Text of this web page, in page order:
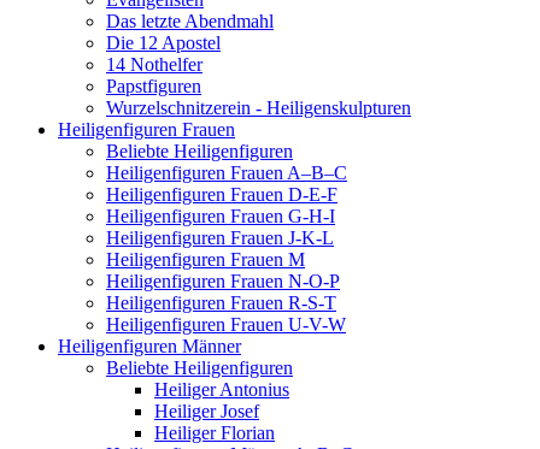
Das letzte Abendmahl
Die 12 Apostel
14 Nothelfer
Papstfiguren
Wurzelschnitzerein - Heiligenskulpturen
Heiligenfiguren Frauen
Beliebte Heiligenfiguren
Heiligenfiguren Frauen A–B–C
Heiligenfiguren Frauen D-E-F
Heiligenfiguren Frauen G-H-I
Heiligenfiguren Frauen J-K-L
Heiligenfiguren Frauen M
Heiligenfiguren Frauen N-O-P
Heiligenfiguren Frauen R-S-T
Heiligenfiguren Frauen U-V-W
Heiligenfiguren Männer
Beliebte Heiligenfiguren
Heiliger Antonius
Heiliger Josef
Heiliger Florian